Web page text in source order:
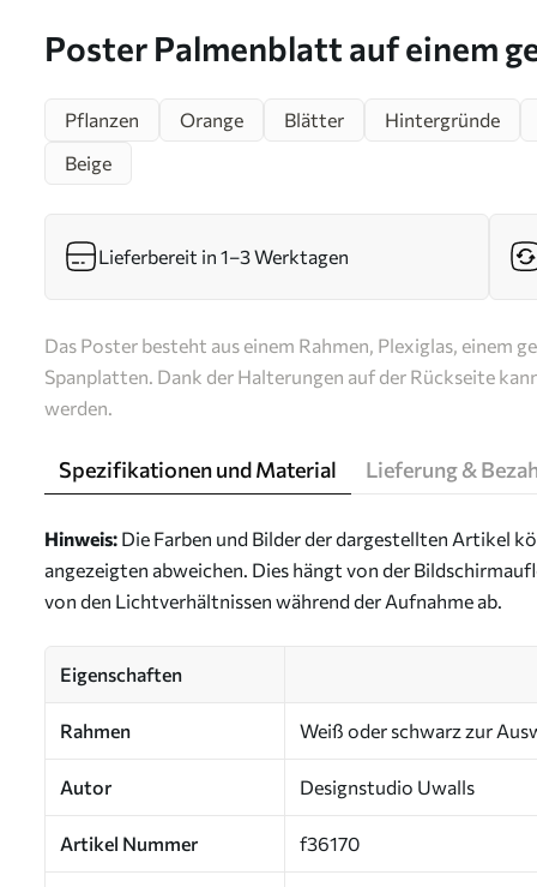
Poster Palmenblatt auf einem
Pflanzen Orange Blätter
Hintergründe
Beige
Lieferbereit in 1–3 Werktagen
Das Poster besteht aus einem Rahmen, Plexiglas, einem
Spanplatten. Dank der Halterungen auf der Rückseite
werden.
Spezifikationen und Material Lieferung &
Hinweis: Die Farben und Bilder der dargestellten Artikel
angezeigten abweichen. Dies hängt von der
von den Lichtverhältnissen während der Aufnahme ab.
Eigenschaften
Rahmen Weiß oder schwarz zur
Autor Designstudio Uwalls
Artikel Nummer f36170